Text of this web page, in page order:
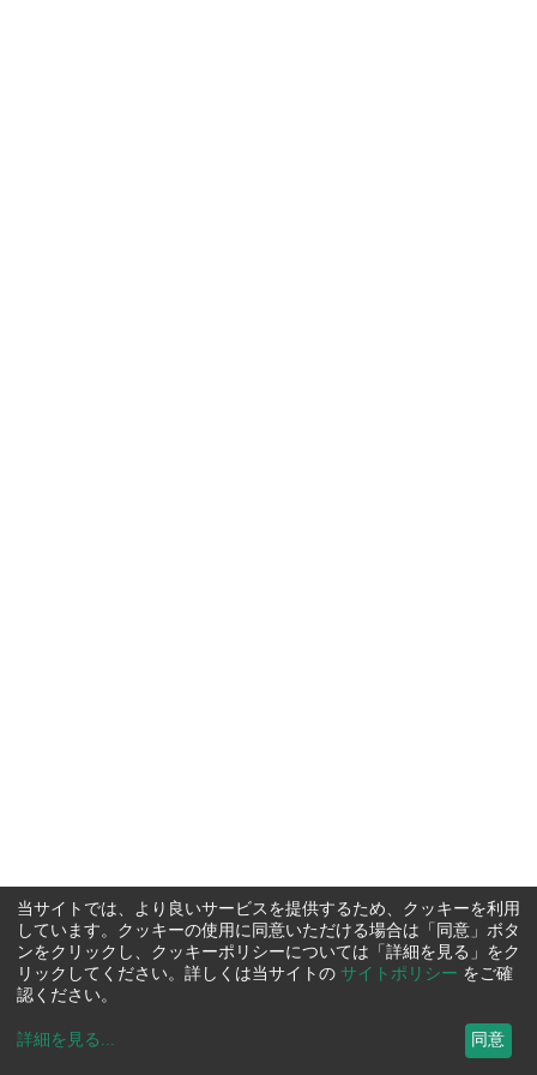
当サイトでは、より良いサービスを提供するため、クッキーを利用
しています。クッキーの使用に同意いただける場合は「同意」ボタ
ンをクリックし、クッキーポリシーについては「詳細を見る」をク
リックしてください。詳しくは当サイトの サイトポリシー をご確
認ください。
詳細を見る ... 同意